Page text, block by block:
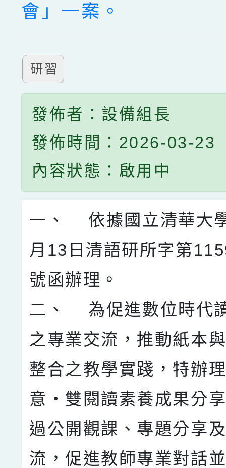
會」一案。
研習
發佈者：設備組長
發佈時間：2026-03-23
內容狀態：啟用中
一、 依據國立清華大
月13日清語研所字第
號函辦理。
二、 為促進數位時代
之專業交流，推動紙本
整合之教學實踐，特辦
意・雙閱讀素養成果分
過公開觀課、專題分享
流，促進教師專業對話